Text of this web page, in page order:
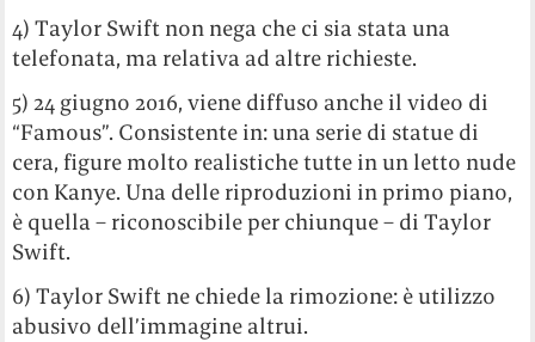
4) Taylor Swift non nega che ci sia stata una
telefonata, ma relativa ad altre richieste.
5) 24 giugno 2016, viene diffuso anche il video di
“Famous”. Consistente in: una serie di statue di
cera, figure molto realistiche tutte in un letto nude
con Kanye. Una delle riproduzioni in primo piano,
è quella – riconoscibile per chiunque – di Taylor
Swift.
6) Taylor Swift ne chiede la rimozione: è utilizzo
abusivo dell’immagine altrui.